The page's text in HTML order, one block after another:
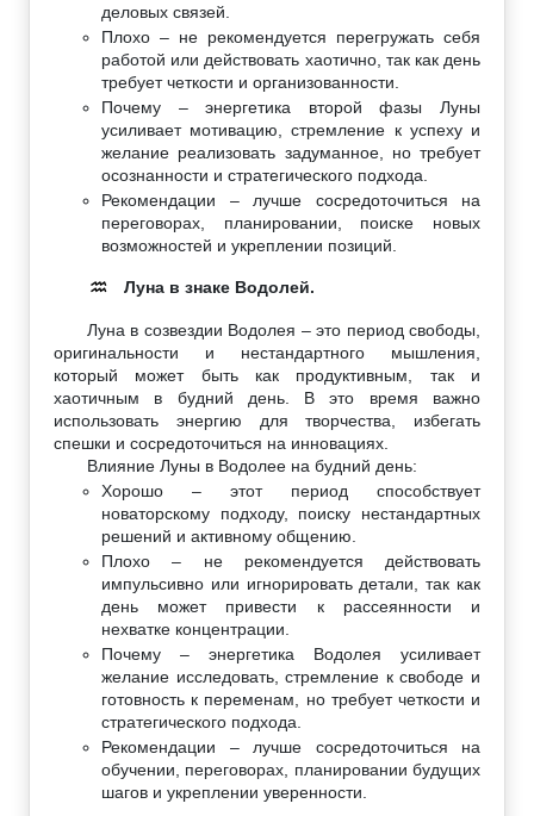
деловых связей.
Плохо – не рекомендуется перегружать себя
работой или действовать хаотично, так как день
требует четкости и организованности.
Почему – энергетика второй фазы Луны
усиливает мотивацию, стремление к успеху и
желание реализовать задуманное, но требует
осознанности и стратегического подхода.
Рекомендации – лучше сосредоточиться на
переговорах, планировании, поиске новых
возможностей и укреплении позиций.
♒ Луна в знаке Водолей.
Луна в созвездии Водолея – это период свободы,
оригинальности и нестандартного мышления,
который может быть как продуктивным, так и
хаотичным в будний день. В это время важно
использовать энергию для творчества, избегать
спешки и сосредоточиться на инновациях.
Влияние Луны в Водолее на будний день:
Хорошо – этот период способствует
новаторскому подходу, поиску нестандартных
решений и активному общению.
Плохо – не рекомендуется действовать
импульсивно или игнорировать детали, так как
день может привести к рассеянности и
нехватке концентрации.
Почему – энергетика Водолея усиливает
желание исследовать, стремление к свободе и
готовность к переменам, но требует четкости и
стратегического подхода.
Рекомендации – лучше сосредоточиться на
обучении, переговорах, планировании будущих
шагов и укреплении уверенности.